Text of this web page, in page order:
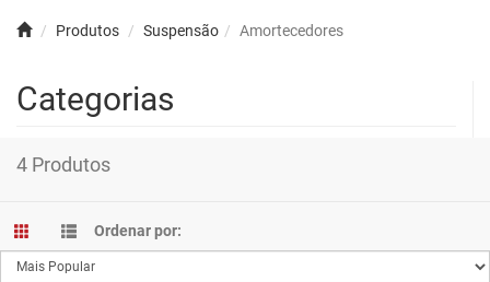
Produtos Suspensão Amortecedores
Categorias
4 Produtos
Ordenar por: